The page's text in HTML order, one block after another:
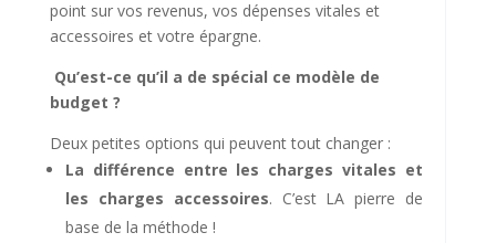
point sur vos revenus, vos dépenses vitales et
accessoires et votre épargne.
Qu’est-ce qu’il a de spécial ce modèle de
budget ?
Deux petites options qui peuvent tout changer :
La différence entre les charges vitales et
les charges accessoires. C’est LA pierre de
base de la méthode !